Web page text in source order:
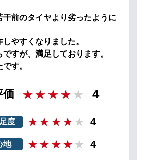
干前のタイヤより劣ったように
やすくなりました。
すが、満足しております。
す。
価 4
度 4
地 4